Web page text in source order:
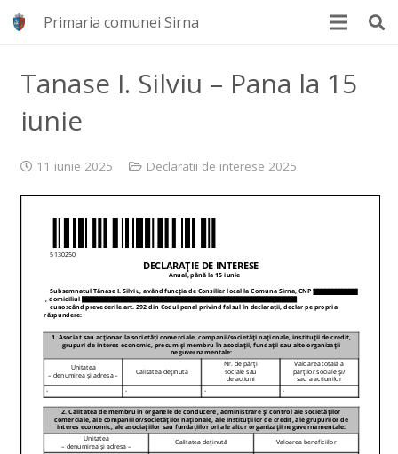
Primaria comunei Sirna
Tanase I. Silviu – Pana la 15
iunie
11 iunie 2025 Declaratii de interese 2025